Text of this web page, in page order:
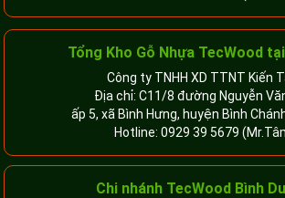
Tổng Kho Gỗ Nhựa TecWood
Công ty TNHH XD TTNT Kiến
Địa chỉ: C11/8 đường Nguyễn
ấp 5, xã Bình Hưng, huyện Bình
Hotline: 0929 39 5679
Chi nhánh TecWood Bình